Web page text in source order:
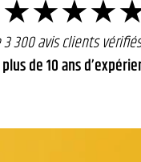
300 avis clients
de 10 ans